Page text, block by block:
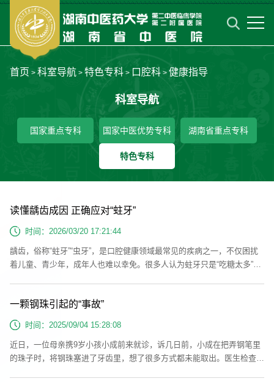
首页 > 科室导航> 特色专科> 口腔科> 健康指导
科室导航
国家重点专科 国家中医优势专科 湖南省重点专科
特色专科
读懂龋齿成因 正确应对“蛀牙”
时间：2026/03/20 17:21:44
龋齿，俗称“蛀牙”“虫牙”，是口腔健康领域最常见的疾病之一，不仅困扰
着儿童、青少年，成年人也难以幸免。很多人认为蛀牙只是“吃糖太多”导
因素共同作祟很多人误以为龋齿是牙齿里长了虫子，这是流传已久的误
区。现代口腔医学研究证实，龋齿是细菌、食物、宿主、时间四大因素相
互作用...
一颗钢珠引起的“事故”
时间：2025/09/04 15:28:08
近日，一位母亲携9岁小孩小成前来就诊，诉几日前，小成在把弄钢笔里
的珠子时，将钢珠塞进了牙齿里，想了很多方式都未能取出。医生检查后